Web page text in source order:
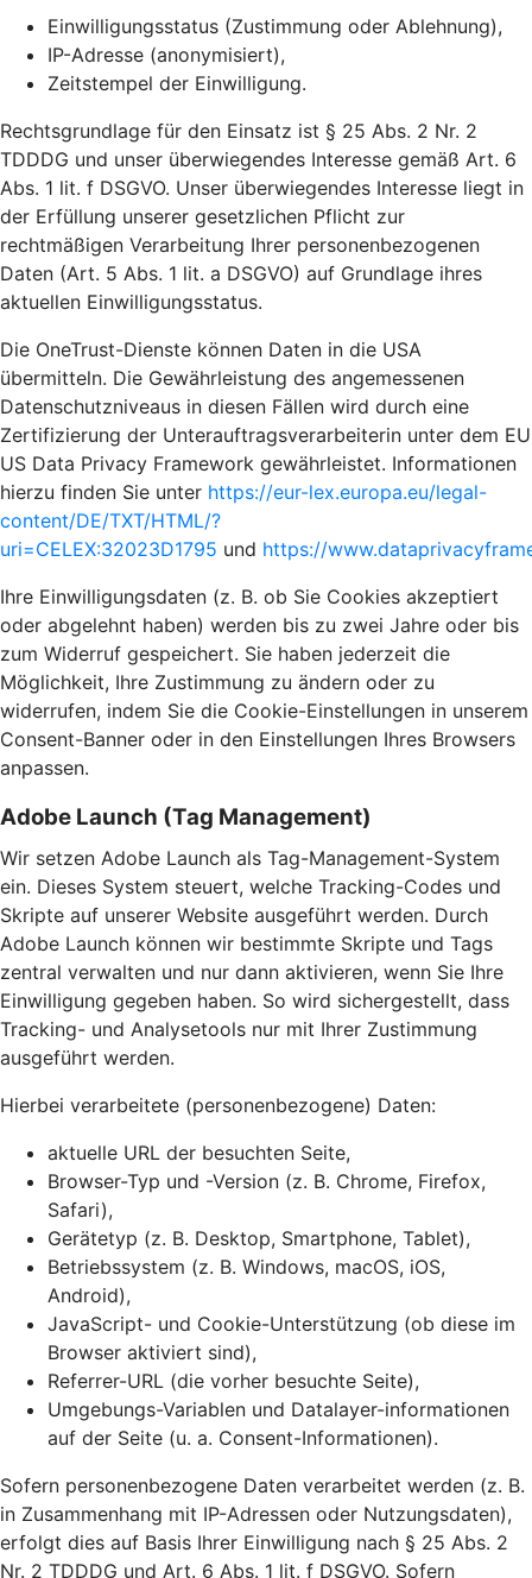
Einwilligungsstatus (Zustimmung oder Ablehnung),
IP-Adresse (anonymisiert),
Zeitstempel der Einwilligung.
Rechtsgrundlage für den Einsatz ist § 25 Abs. 2 Nr. 2
TDDDG und unser überwiegendes Interesse gemäß Art. 6
Abs. 1 lit. f DSGVO. Unser überwiegendes Interesse liegt in
der Erfüllung unserer gesetzlichen Pflicht zur
rechtmäßigen Verarbeitung Ihrer personenbezogenen
Daten (Art. 5 Abs. 1 lit. a DSGVO) auf Grundlage ihres
aktuellen Einwilligungsstatus.
Die OneTrust-Dienste können Daten in die USA
übermitteln. Die Gewährleistung des angemessenen
Datenschutzniveaus in diesen Fällen wird durch eine
Zertifizierung der Unterauftragsverarbeiterin unter dem EU
US Data Privacy Framework gewährleistet. Informationen
hierzu finden Sie unter https://eur-lex.europa.eu/legal-
content/DE/TXT/HTML/?
uri=CELEX:32023D1795 und https://
Ihre Einwilligungsdaten (z. B. ob Sie Cookies akzeptiert
oder abgelehnt haben) werden bis zu zwei Jahre oder bis
zum Widerruf gespeichert. Sie haben jederzeit die
Möglichkeit, Ihre Zustimmung zu ändern oder zu
widerrufen, indem Sie die Cookie-Einstellungen in unserem
Consent-Banner oder in den Einstellungen Ihres Browsers
anpassen.
Adobe Launch (Tag Management)
Wir setzen Adobe Launch als Tag-Management-System
ein. Dieses System steuert, welche Tracking-Codes und
Skripte auf unserer Website ausgeführt werden. Durch
Adobe Launch können wir bestimmte Skripte und Tags
zentral verwalten und nur dann aktivieren, wenn Sie Ihre
Einwilligung gegeben haben. So wird sichergestellt, dass
Tracking- und Analysetools nur mit Ihrer Zustimmung
ausgeführt werden.
Hierbei verarbeitete (personenbezogene) Daten:
aktuelle URL der besuchten Seite,
Browser-Typ und -Version (z. B. Chrome, Firefox,
Safari),
Gerätetyp (z. B. Desktop, Smartphone, Tablet),
Betriebssystem (z. B. Windows, macOS, iOS,
Android),
JavaScript- und Cookie-Unterstützung (ob diese im
Browser aktiviert sind),
Referrer-URL (die vorher besuchte Seite),
Umgebungs-Variablen und Datalayer-informationen
auf der Seite (u. a. Consent-Informationen).
Sofern personenbezogene Daten verarbeitet werden (z. B.
in Zusammenhang mit IP-Adressen oder Nutzungsdaten),
erfolgt dies auf Basis Ihrer Einwilligung nach § 25 Abs. 2
Nr. 2 TDDDG und Art. 6 Abs. 1 lit. f DSGVO. Sofern